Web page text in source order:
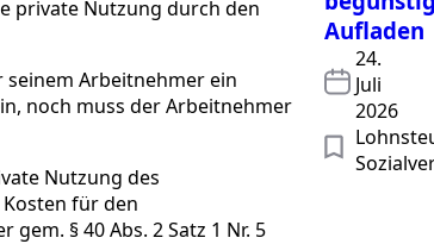
private Nutzung durch den
Arbeitnehmer ein
noch muss der Arbeitnehmer
Nutzung des
für den
§ 40 Abs. 2 Satz 1 Nr. 5
Aufladen
24.
Juli
2026